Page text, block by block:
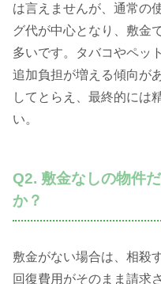
は言えませんが、通常の
グ代が中心となり、敷金
多いです。タバコやペッ
追加負担が増える傾向が
してとらえ、最終的には
い。
Q2. 敷金なしの物件
か？
敷金がない場合は、相殺
回復費用がそのまま請求